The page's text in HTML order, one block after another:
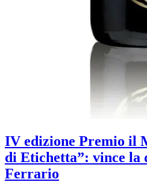
IV edizione Premio il
di Etichetta”: vince la
Ferrario